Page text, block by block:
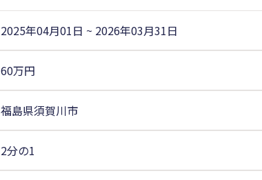
2025年04月01日 ~ 2026年03月31日
60万円
福島県須賀川市
2分の1